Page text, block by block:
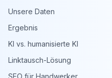
Unsere Daten
Ergebnis
KI vs. humanisierte KI
Linktausch-Lösung
SEO für Handwerker